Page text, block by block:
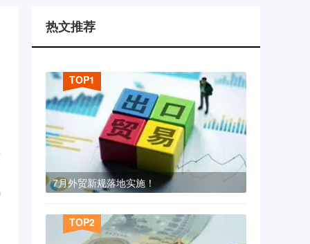
热文推荐
TOP1
7月外贸新规落地实施！
TOP2